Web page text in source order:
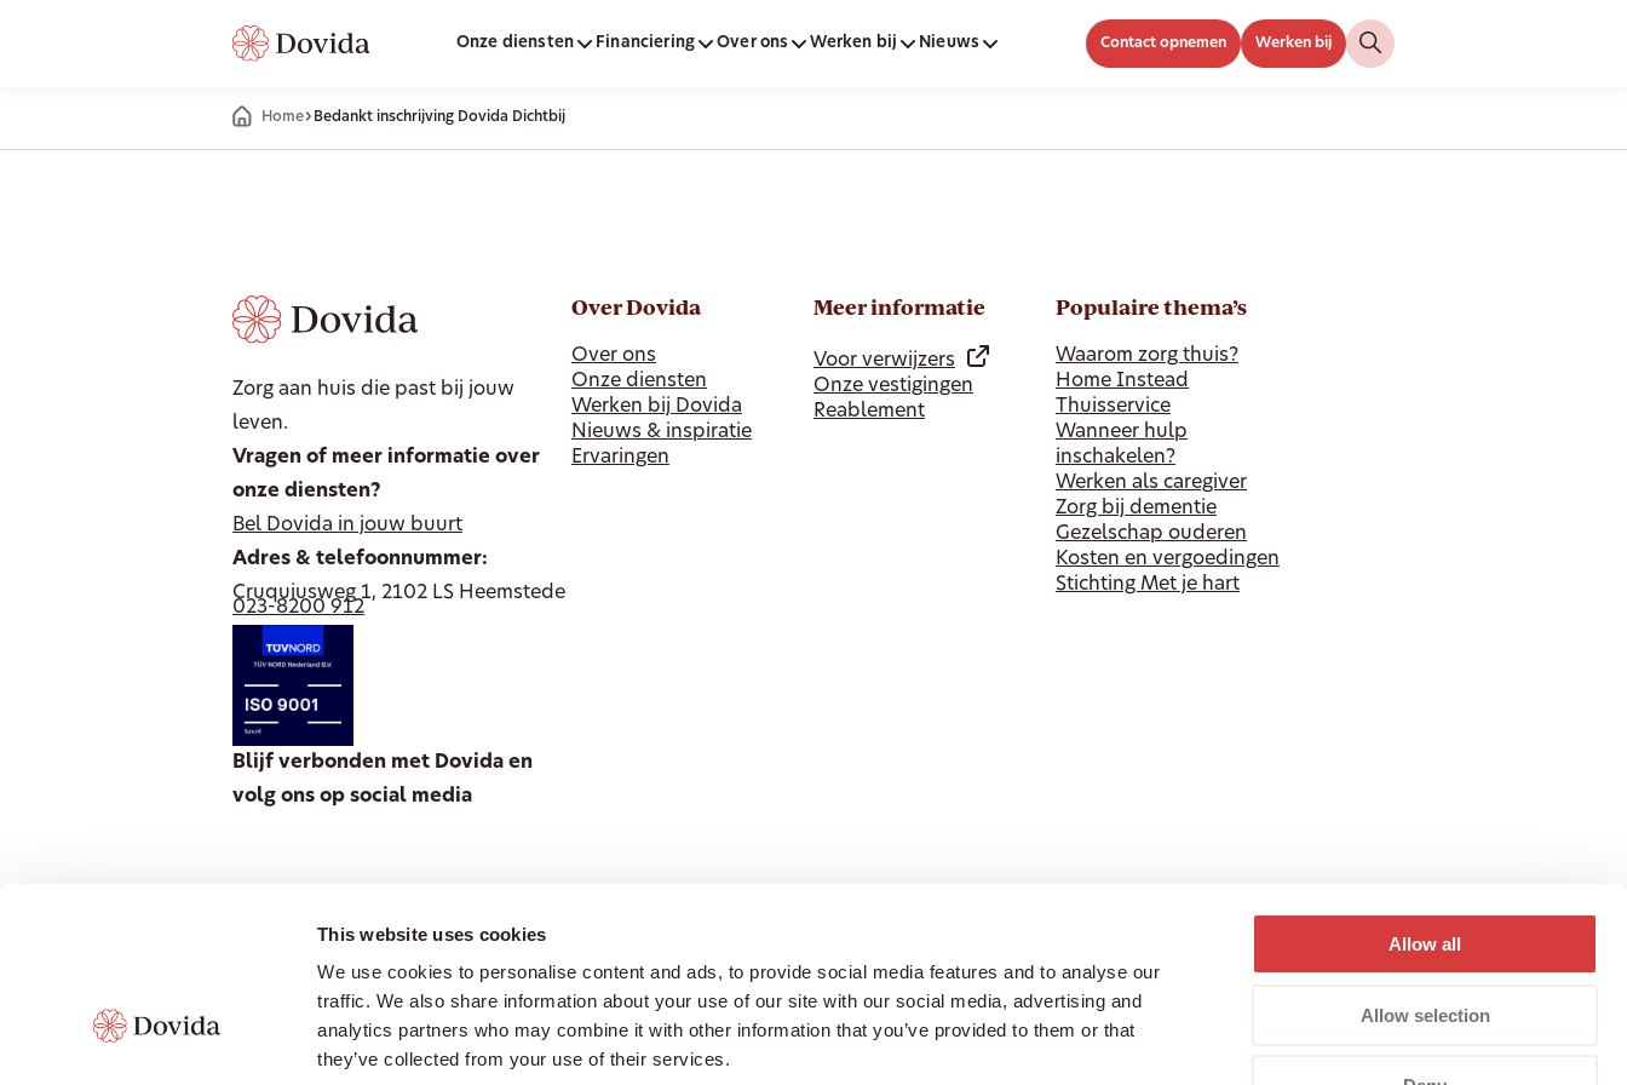
This website uses cookies
We use cookies to personalise content and ads, to provide social media features and to analyse our
traffic. We also share information about your use of our site with our social media, advertising and
analytics partners who may combine it with other information that you’ve provided to them or that
they’ve collected from your use of their services.
Allow all
Allow selection
Onze diensten Financiering Over ons Werken bij Nieuws Contact opnemen Werken bij
Home Bedankt inschrijving Dovida Dichtbij
Zorg aan huis die past bij jouw
leven.
Vragen of meer informatie over
onze diensten?
Bel Dovida in jouw buurt
Adres & telefoonnummer:
Cruquiusweg 1, 2102 LS Heemstede
023-8200 912
Blijf verbonden met Dovida en
volg ons op social media
Over Dovida
Over ons
Onze diensten
Werken bij Dovida
Nieuws & inspiratie
Ervaringen
Meer informatie
Voor verwijzers
Onze vestigingen
Reablement
Populaire thema’s
Waarom zorg thuis?
Home Instead
Thuisservice
Wanneer hulp
inschakelen?
Werken als caregiver
Zorg bij dementie
Gezelschap ouderen
Kosten en vergoedingen
Stichting Met je hart
© 2012-2026 Dovida Nederland B.V. Alle rechten voorbehouden. Privacyverklaring Cookiebeleid Sitemap